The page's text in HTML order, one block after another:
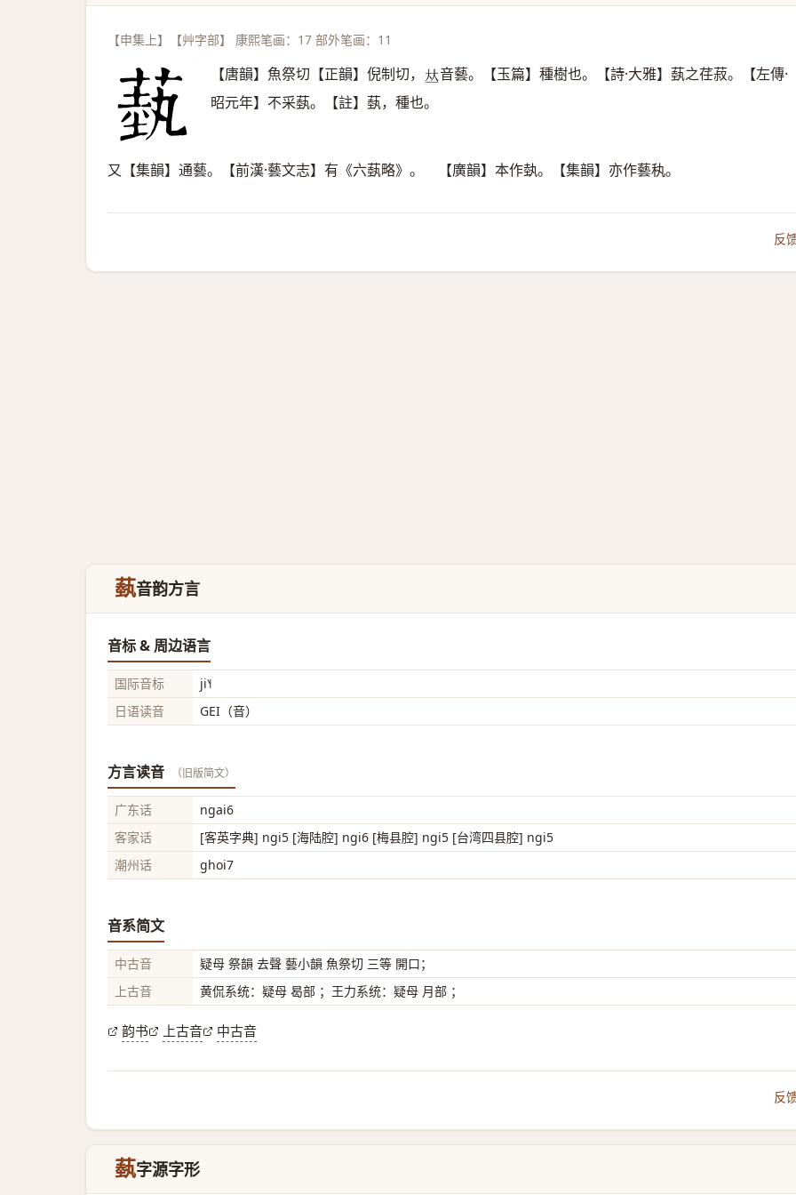
【申集上】【艸字部】 康熙笔画：17 部外笔画：11
【唐韻】魚祭切【正韻】倪制切， 𠀤音藝。【玉篇】種樹也。【詩·大雅】蓺之荏菽。【左傳·
昭元年】不采蓺。【註】蓺，種也。
又【集韻】通藝。【前漢·藝文志】有《六蓺略》。 【廣韻】本作埶。【集韻】亦作藝秇。
反
蓺音韵方言
音标 & 周边语言
国际音标
ji˥˧
日语读音
GEI（音）
方言读音 （旧版简文）
广东话
ngai6
客家话
[客英字典] ngi5 [海陆腔] ngi6 [梅县腔] ngi5 [台湾四县腔] ngi5
潮州话
ghoi7
音系简文
中古音
疑母 祭韻 去聲 藝小韻 魚祭切 三等 開口；
上古音
黄侃系统：疑母 曷部 ；王力系统：疑母 月部 ；
韵书 上古音 中古音
反
蓺字源字形